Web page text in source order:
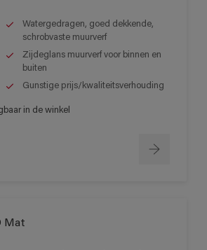
Watergedragen, goed dekkende,
schrobvaste muurverf
Zijdeglans muurverf voor binnen en
buiten
Gunstige prijs/kwaliteitsverhouding
in de winkel
Mat